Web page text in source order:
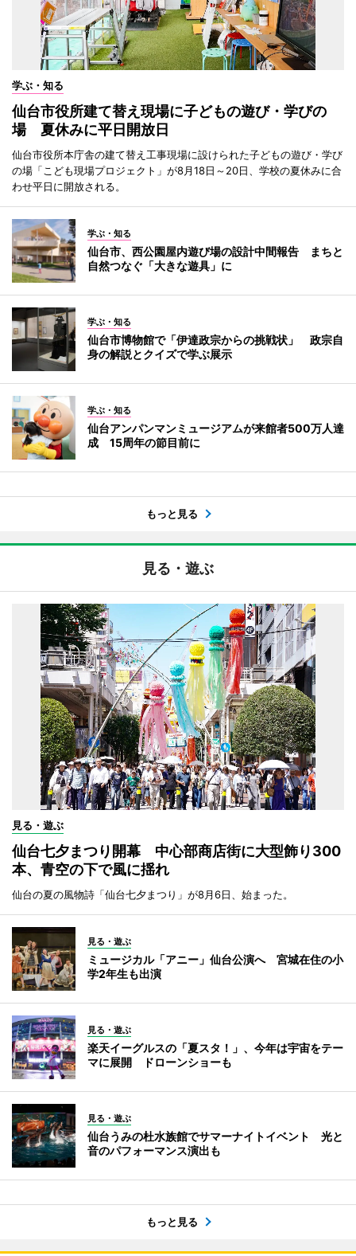
学ぶ・知る
仙台市役所建て替え現場に子どもの遊び・学びの
場 夏休みに平日開放日
仙台市役所本庁舎の建て替え工事現場に設けられた子どもの遊び・学び
の場「こども現場プロジェクト」が8月18日～20日、学校の夏休みに合
わせ平日に開放される。
学ぶ・知る
仙台市、西公園屋内遊び場の設計中間報告 まちと
自然つなぐ「大きな遊具」に
学ぶ・知る
仙台市博物館で「伊達政宗からの挑戦状」 政宗自
身の解説とクイズで学ぶ展示
学ぶ・知る
仙台アンパンマンミュージアムが来館者500万人達
成 15周年の節目前に
もっと見る
見る・遊ぶ
見る・遊ぶ
仙台七夕まつり開幕 中心部商店街に大型飾り300
本、青空の下で風に揺れ
仙台の夏の風物詩「仙台七夕まつり」が8月6日、始まった。
見る・遊ぶ
ミュージカル「アニー」仙台公演へ 宮城在住の小
学2年生も出演
見る・遊ぶ
楽天イーグルスの「夏スタ！」、今年は宇宙をテー
マに展開 ドローンショーも
見る・遊ぶ
仙台うみの杜水族館でサマーナイトイベント 光と
音のパフォーマンス演出も
もっと見る